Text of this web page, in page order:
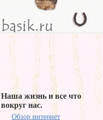
Наша жизнь и все что
вокруг нас.
Обзор интернет